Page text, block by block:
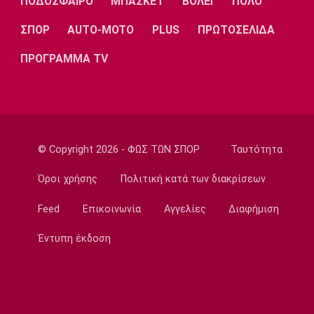
του Βιτάλις
Η δωδεκάδα της Εθνικής Κορασίδων στο
να ολοκληρώσει τη μετακίνηση του στη
21:19
Conference League
ΤΣΣΚΑ 1948
ΣΠΟΡ AUTO-MOTO PLUS ΠΡΩΤΟΣΕΛΙΔΑ
ΠΡΟΓΡΑΜΜΑ TV
© Copyright 2026 - ΦΩΣ ΤΩΝ ΣΠΟΡ Ταυτότητα
Όροι χρήσης Πολιτική κατά των διακρίσεων
Feed Επικοινωνία Αγγελίες Διαφήμιση
Έντυπη έκδοση